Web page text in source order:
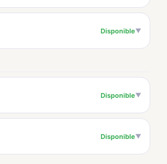
Disponible▼
Disponible▼
Disponible▼